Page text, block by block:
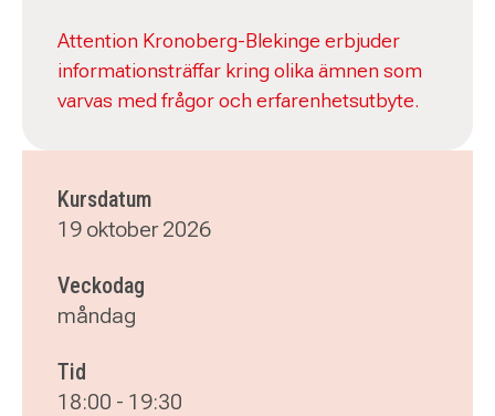
Attention Kronoberg-Blekinge erbjuder
informationsträffar kring olika ämnen som
varvas med frågor och erfarenhetsutbyte.
Kursdatum
19 oktober 2026
Veckodag
måndag
Tid
18:00 - 19:30